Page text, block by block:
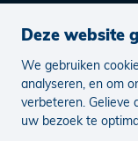
Deze website
We gebruiken
analyseren, en om
verbeteren. Gelieve
uw bezoek te